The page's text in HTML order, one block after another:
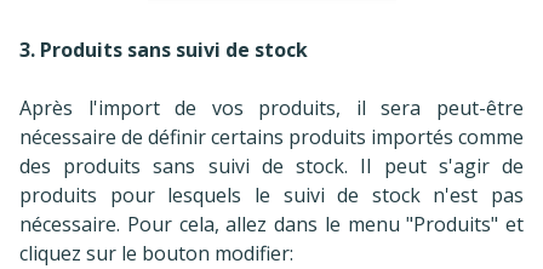
3. Produits sans suivi de stock
Après l'import de vos produits, il sera peut-être
nécessaire de définir certains produits importés comme
des produits sans suivi de stock. Il peut s'agir de
produits pour lesquels le suivi de stock n'est pas
nécessaire. Pour cela, allez dans le menu "Produits" et
cliquez sur le bouton modifier: